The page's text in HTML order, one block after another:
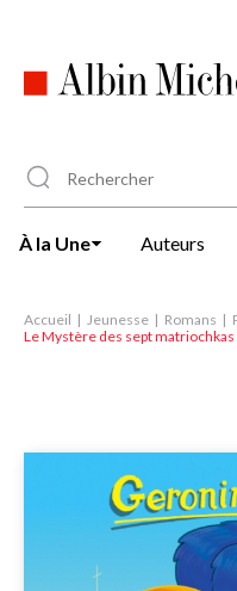
principal
À la Une Auteurs
Accueil Jeunesse Romans
Le Mystère des sept matriochkas